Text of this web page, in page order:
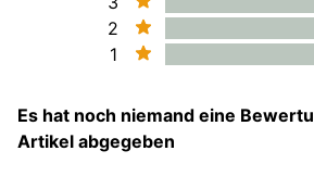
2
1
Es hat noch niemand eine
Artikel abgegeben